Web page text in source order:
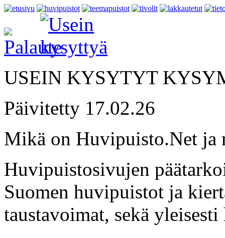
USEIN KYSYTYT
Päivitetty 17.02.26
Mikä on Huvipuisto.Net ja
Huvipuistosivujen
Suomen huvipuistot ja
taustavoimat, sekä